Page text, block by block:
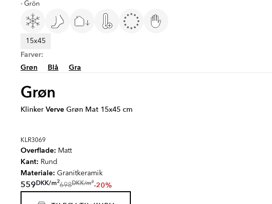
- Grön
15x45
Farver:
Grøn
Blå Gra
Grøn
Klinker Verve Grøn Mat 15x45 cm
KLR3069
Overflade: Matt
Kant: Rund
Materiale: Granitkeramik
559DKK/m2698DKK/m2-20%